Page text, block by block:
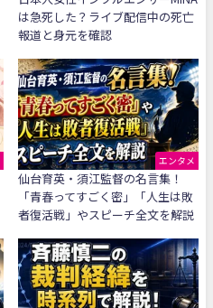
は急死した？ライブ配信中の死亡
報道と身元を確認
エンタメ
仙台育英・須江監督の名言集！
「青春ってすごく密」「人生は敗
者復活戦」やスピーチ全文を解説